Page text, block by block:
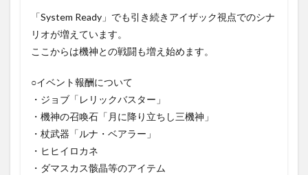
「System Ready」でも引き続きアイザック視点でのシナ
リオが増えています。
ここからは機神との戦闘も増え始めます。
○イベント報酬について
・ジョブ「レリックバスター」
・機神の召喚石「月に降り立ちし三機神」
・杖武器「ルナ・ベアラー」
・ヒヒイロカネ
・ダマスカス骸晶等のアイテム